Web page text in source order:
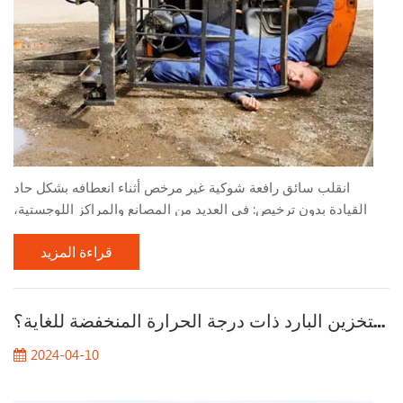
انقلب سائق رافعة شوكية غير مرخص أثناء انعطافه بشكل حاد
القيادة بدون ترخيص: في العديد من المصانع والمراكز اللوجستية،
وبسبب احتياجات الإنتاج العاجلة، يتم أحيانًا تعيين العمال الذين
يفتقرون إلى التدريب المؤهل والمؤهلات لتشغيل الرافعات الشوكية .
ويفتقر هؤلاء السائقون غير المرخصين إلى الفهم والمهارات
الأساسية في تشغيل الرافعة الشوكية، مما يؤدي إلى سلوك قيادة
غير لائق. منعطف سريع جدًا وحاد جدًا: في بيئة...
قراءة المزيد
ما هي الخصائص التقنية للرافعات الشوكية للتخزين البارد ذات درجة الحرارة المنخفضة للغاية؟
2024-04-10